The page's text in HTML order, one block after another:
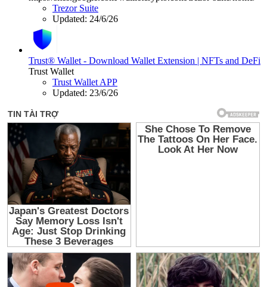
Trezor Suite
Updated: 24/6/26
Trust® Wallet - Download Wallet Extension | NFTs and DeFi
Trust Wallet
Trust Wallet APP
Updated: 23/6/26